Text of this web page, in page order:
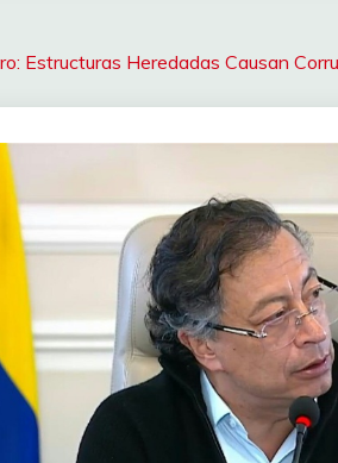
Estructuras Heredadas Causan